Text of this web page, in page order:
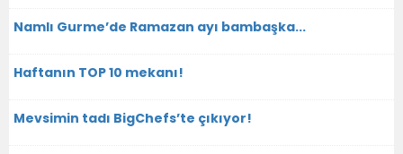
Namlı Gurme’de Ramazan ayı bambaşka...
Haftanın TOP 10 mekanı!
Mevsimin tadı BigChefs’te çıkıyor!